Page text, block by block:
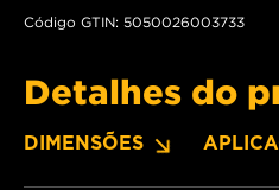
Código GTIN: 5050026003733
Detalhes do
DIMENSÕES